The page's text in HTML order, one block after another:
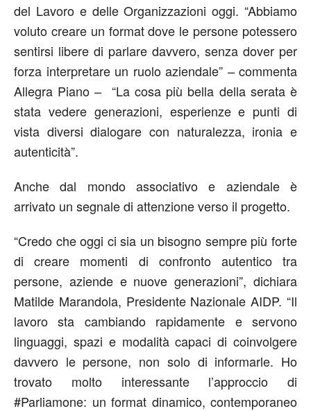
del Lavoro e delle Organizzazioni oggi. “Abbiamo
voluto creare un format dove le persone potessero
sentirsi libere di parlare davvero, senza dover per
forza interpretare un ruolo aziendale” – commenta
Allegra Piano – “La cosa più bella della serata è
stata vedere generazioni, esperienze e punti di
vista diversi dialogare con naturalezza, ironia e
autenticità”.
Anche dal mondo associativo e aziendale è
arrivato un segnale di attenzione verso il progetto.
“Credo che oggi ci sia un bisogno sempre più forte
di creare momenti di confronto autentico tra
persone, aziende e nuove generazioni”, dichiara
Matilde Marandola, Presidente Nazionale AIDP. “Il
lavoro sta cambiando rapidamente e servono
linguaggi, spazi e modalità capaci di coinvolgere
davvero le persone, non solo di informarle. Ho
trovato molto interessante l’approccio di
#Parliamone: un format dinamico, contemporaneo